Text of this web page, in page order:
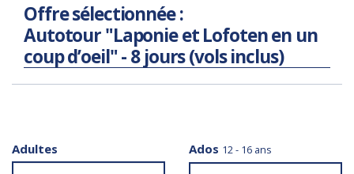
Offre sélectionnée :
Autotour "Laponie et Lofoten en un
coup d’oeil" - 8 jours (vols inclus)
Adultes Ados 12 - 16 ans